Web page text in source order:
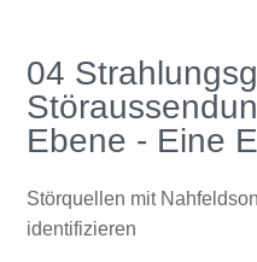
04
Ebene - Eine
Störquellen mit
identifizieren